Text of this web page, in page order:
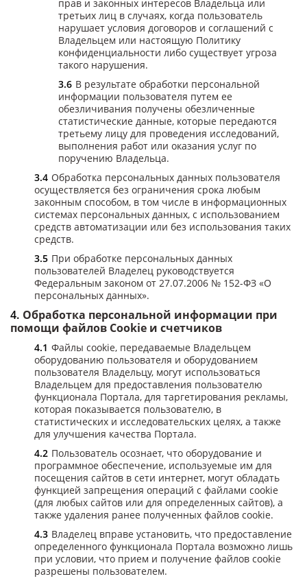
прав и законных интересов Владельца или
третьих лиц в случаях, когда пользователь
нарушает условия договоров и соглашений с
Владельцем или настоящую Политику
конфиденциальности либо существует угроза
такого нарушения.
В результате обработки персональной
информации пользователя путем ее
обезличивания получены обезличенные
статистические данные, которые передаются
третьему лицу для проведения исследований,
выполнения работ или оказания услуг по
поручению Владельца.
Обработка персональных данных пользователя
осуществляется без ограничения срока любым
законным способом, в том числе в информационных
системах персональных данных, с использованием
средств автоматизации или без использования таких
средств.
При обработке персональных данных
пользователей Владелец руководствуется
Федеральным законом от 27.07.2006 № 152-ФЗ «О
персональных данных».
Обработка персональной информации при
помощи файлов Cookie и счетчиков
Файлы cookie, передаваемые Владельцем
оборудованию пользователя и оборудованием
пользователя Владельцу, могут использоваться
Владельцем для предоставления пользователю
функционала Портала, для таргетирования рекламы,
которая показывается пользователю, в
статистических и исследовательских целях, а также
для улучшения качества Портала.
Пользователь осознает, что оборудование и
программное обеспечение, используемые им для
посещения сайтов в сети интернет, могут обладать
функцией запрещения операций с файлами cookie
(для любых сайтов или для определенных сайтов), а
также удаления ранее полученных файлов cookie.
Владелец вправе установить, что предоставление
определенного функционала Портала возможно лишь
при условии, что прием и получение файлов cookie
разрешены пользователем.